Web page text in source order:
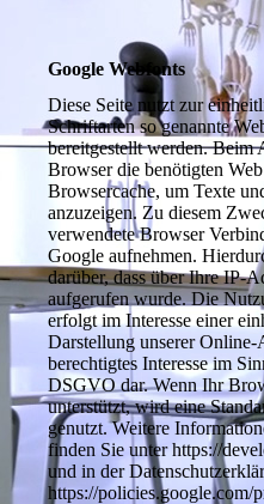
Google Webfonts
Diese Seite nutzt zur
Schriftarten so genannte
bereitgestellt werden. Beim
Browser die benötigten
Browsercache, um Texte
anzuzeigen. Zu diesem
verwendete Browser
Google aufnehmen.
darüber, dass über Ihre IP-
aufgerufen wurde. Die
erfolgt im Interesse einer
Darstellung unserer
berechtigtes Interesse im
DSGVO dar. Wenn Ihr
unterstützt, wird eine
genutzt. Weitere
finden Sie unter https://
und in der
https://policies.google.com/